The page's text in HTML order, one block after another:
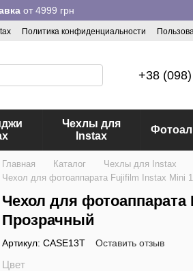
от 4999 грн
Политика конфиденциальности
+38
Чехлы для
Instax
Главная Каталог Чехлы для Instax
Чехол для фотоаппарата Fujifilm Instax Mini
Чехол для
Прозрачный
Артикул: CASE13T Оставить отзыв
Цвет